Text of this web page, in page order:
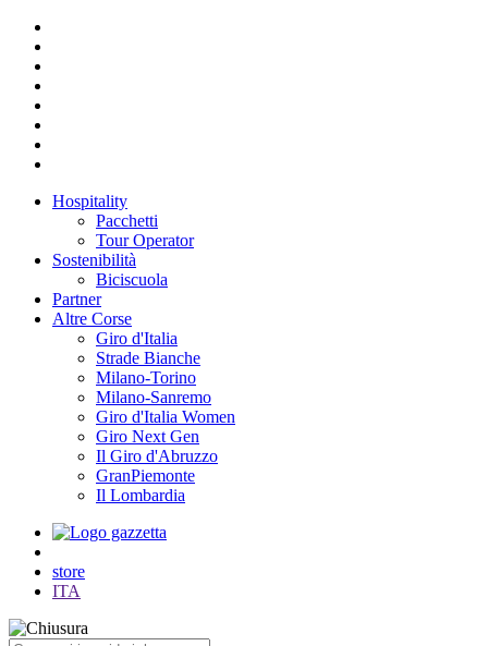
Hospitality
Pacchetti
Tour Operator
Sostenibilità
Biciscuola
Partner
Altre Corse
Giro d'Italia
Strade Bianche
Milano-Torino
Milano-Sanremo
Giro d'Italia Women
Giro Next Gen
Il Giro d'Abruzzo
GranPiemonte
Il Lombardia
store
ITA